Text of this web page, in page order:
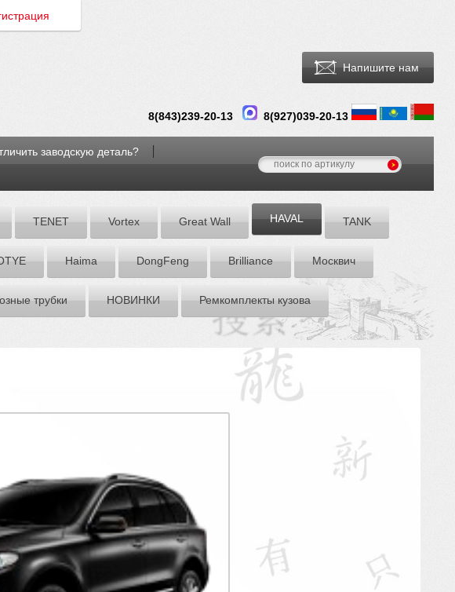
Напишите нам
8(843)239-20-13 8(927)039-20-13
заводскую деталь?
TENET Vortex Great Wall HAVAL TANK
Hаimа DоngFeng Brilliance Москвич
трубки НОВИНКИ Ремкомплекты кузова